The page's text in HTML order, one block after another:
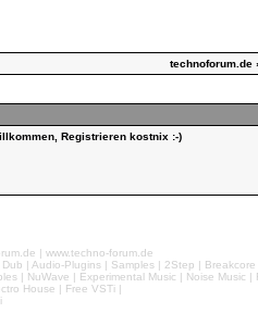
technoforum.de
Registrieren kostnix :-)
| www.techno-forum.de
| Audio-Plugins | Samples | 2Step |
| NuWave | Experimental Music | Noise Music
House | Free VSTi |